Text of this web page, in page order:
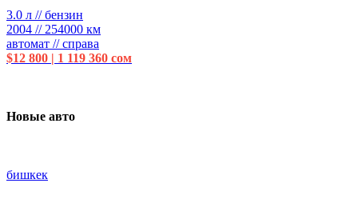
3.0 л // бензин
2004 // 254000 км
автомат // справа
$12 800 | 1 119 360 сом
Новые авто
бишкек